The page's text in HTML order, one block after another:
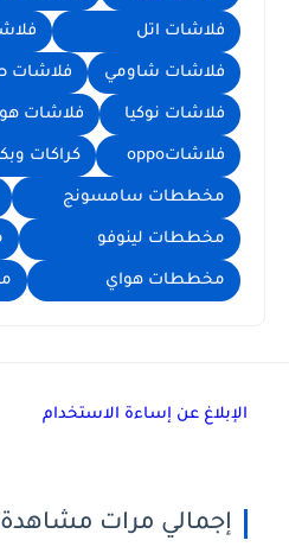
فلاشات اتل
فلاشات شاومي فلاشات
فلاشات نوكيا فلاشات
فلاشاتoppo كراكات
مخططات سامسونج
مخططات لينوفو
مخططات هواي
الإبلاغ عن إساءة الاستخدام
إجمالي مرات